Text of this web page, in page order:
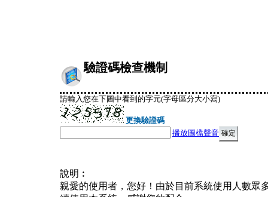
驗證碼檢查機制
請輸入您在下圖中看到的字元(字母區分大小寫)
更換驗證碼
播放圖檔聲音
說明︰
親愛的使用者，您好！由於目前系統使用人數眾